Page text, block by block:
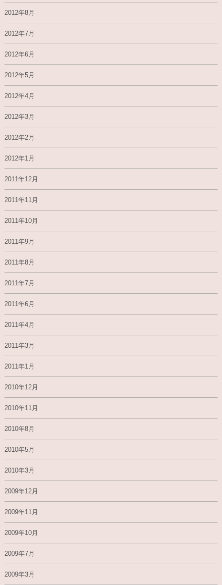
2012年8月
2012年7月
2012年6月
2012年5月
2012年4月
2012年3月
2012年2月
2012年1月
2011年12月
2011年11月
2011年10月
2011年9月
2011年8月
2011年7月
2011年6月
2011年4月
2011年3月
2011年1月
2010年12月
2010年11月
2010年8月
2010年5月
2010年3月
2009年12月
2009年11月
2009年10月
2009年7月
2009年3月